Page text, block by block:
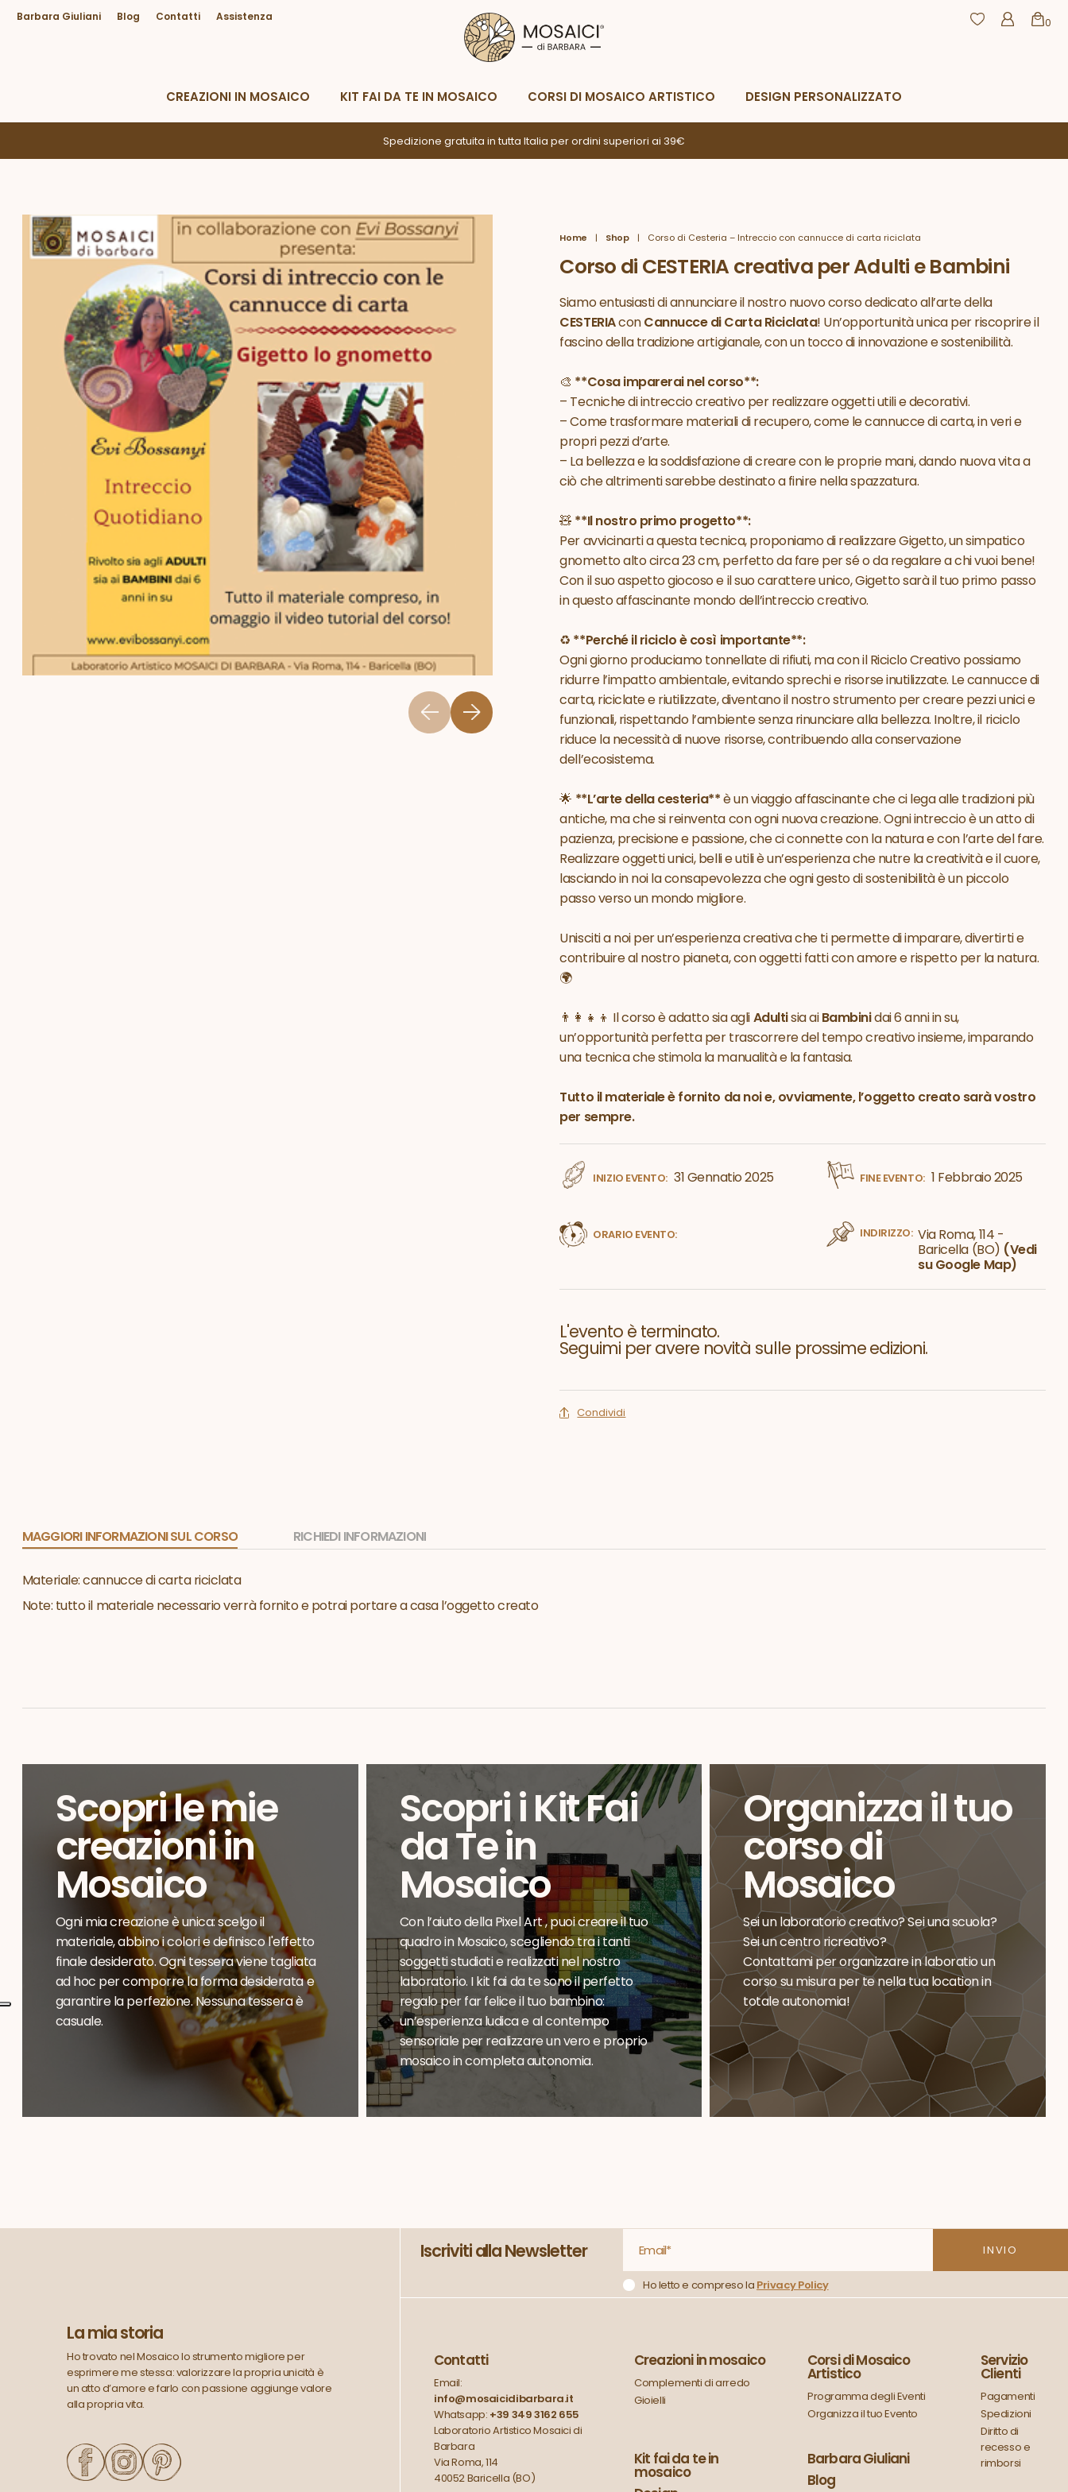
Hai bisogno di Aiuto? Metodi di spedizione
Whatsapp
Barbara Giuliani Blog Contatti Assistenza 0
CREAZIONI IN MOSAICO KIT FAI DA TE IN MOSAICO CORSI DI MOSAICO ARTISTICO DESIGN PERSONALIZZATO
Spedizione gratuita in tutta Italia per ordini superiori ai 39€
Home | Shop | Corso di Cesteria – Intreccio con cannucce di carta riciclata
Corso di CESTERIA creativa per Adulti e Bambini
Siamo entusiasti di annunciare il nostro nuovo corso dedicato all’arte della
CESTERIAconCannucce di Carta Riciclata! Un’opportunità unica per riscoprire il
fascino della tradizione artigianale, con un tocco di innovazione e sostenibilità.
🎨 **Cosa imparerai nel corso**:
– Tecniche di intreccio creativo per realizzare oggetti utili e decorativi.
– Come trasformare materiali di recupero, come le cannucce di carta, in veri e
propri pezzi d’arte.
– La bellezza e la soddisfazione di creare con le proprie mani, dando nuova vita a
ciò che altrimenti sarebbe destinato a finire nella spazzatura.
🧸 **Il nostro primo progetto**:
Per avvicinarti a questa tecnica, proponiamo di realizzare Gigetto, un simpatico
gnometto alto circa 23 cm, perfetto da fare per sé o da regalare a chi vuoi bene!
Con il suo aspetto giocoso e il suo carattere unico, Gigetto sarà il tuo primo passo
in questo affascinante mondo dell’intreccio creativo.
♻️ **Perché il riciclo è così importante**:
Ogni giorno produciamo tonnellate di rifiuti, ma con il Riciclo Creativo possiamo
ridurre l’impatto ambientale, evitando sprechi e risorse inutilizzate. Le cannucce di
carta, riciclate e riutilizzate, diventano il nostro strumento per creare pezzi unici e
funzionali, rispettando l’ambiente senza rinunciare alla bellezza. Inoltre, il riciclo
riduce la necessità di nuove risorse, contribuendo alla conservazione
dell’ecosistema.
🌟 **L’arte della cesteria**è un viaggio affascinante che ci lega alle tradizioni più
antiche, ma che si reinventa con ogni nuova creazione. Ogni intreccio è un atto di
pazienza, precisione e passione, che ci connette con la natura e con l’arte del fare.
Realizzare oggetti unici, belli e utili è un’esperienza che nutre la creatività e il cuore,
lasciando in noi la consapevolezza che ogni gesto di sostenibilità è un piccolo
passo verso un mondo migliore.
Unisciti a noi per un’esperienza creativa che ti permette di imparare, divertirti e
contribuire al nostro pianeta, con oggetti fatti con amore e rispetto per la natura.
🌍
👨‍👩‍👧‍👦 Il corso è adatto sia agliAdultisia aiBambinidai 6 anni in su,
un’opportunità perfetta per trascorrere del tempo creativo insieme, imparando
una tecnica che stimola la manualità e la fantasia.
Tutto il materiale è fornito da noi e, ovviamente, l’oggetto creato sarà vostro
per sempre.
INIZIO EVENTO: 31 Gennatio 2025 FINE EVENTO: 1 Febbraio 2025
ORARIO EVENTO: INDIRIZZO: Via Roma, 114 -
Baricella (BO) (Vedi
su Google Map)
L'evento è terminato.
Seguimi per avere novità sulle prossime edizioni.
Condividi
MAGGIORI INFORMAZIONI SUL CORSO RICHIEDI INFORMAZIONI
Materiale: cannucce di carta riciclata
Note: tutto il materiale necessario verrà fornito e potrai portare a casa l’oggetto creato
Scopri le mie
creazioni in
Mosaico
Ogni mia creazione è unica: scelgo il
materiale, abbino i colori e definisco l'effetto
finale desiderato. Ogni tessera viene tagliata
ad hoc per comporre la forma desiderata e
garantire la perfezione. Nessuna tessera è
casuale.
Scopri i Kit Fai
da Te in
Mosaico
Con l’aiuto della Pixel Art , puoi creare il tuo
quadro in Mosaico, scegliendo tra i tanti
soggetti studiati e realizzati nel nostro
laboratorio. I kit fai da te sono il perfetto
regalo per far felice il tuo bambino:
un’esperienza ludica e al contempo
sensoriale per realizzare un vero e proprio
mosaico in completa autonomia.
Organizza il tuo
corso di
Mosaico
Sei un laboratorio creativo? Sei una scuola?
Sei un centro ricreativo?
Contattami per organizzare in laboratio un
corso su misura per te nella tua location in
totale autonomia!
La mia storia
Ho trovato nel Mosaico lo strumento migliore per
esprimere me stessa: valorizzare la propria unicità è
un atto d’amore e farlo con passione aggiunge valore
alla propria vita.
Iscriviti alla Newsletter
Ho letto e compreso la Privacy Policy
Contatti
Email:
info@mosaicidibarbara.it
Whatsapp: +39 349 3162 655
Laboratorio Artistico Mosaici di
Barbara
Via Roma, 114
40052 Baricella (BO)
Creazioni in mosaico
Complementi di arredo
Gioielli
Corsi di Mosaico
Artistico
Programma degli Eventi
Organizza il tuo Evento
Servizio
Clienti
Pagamenti
Spedizioni
Diritto di
recesso e
rimborsi
Kit fai da te in
mosaico
Barbara Giuliani
Blog